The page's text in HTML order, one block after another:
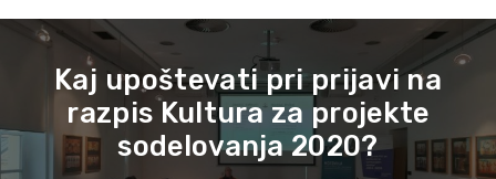
Kaj upoštevati pri prijavi na
razpis Kultura za projekte
sodelovanja 2020?